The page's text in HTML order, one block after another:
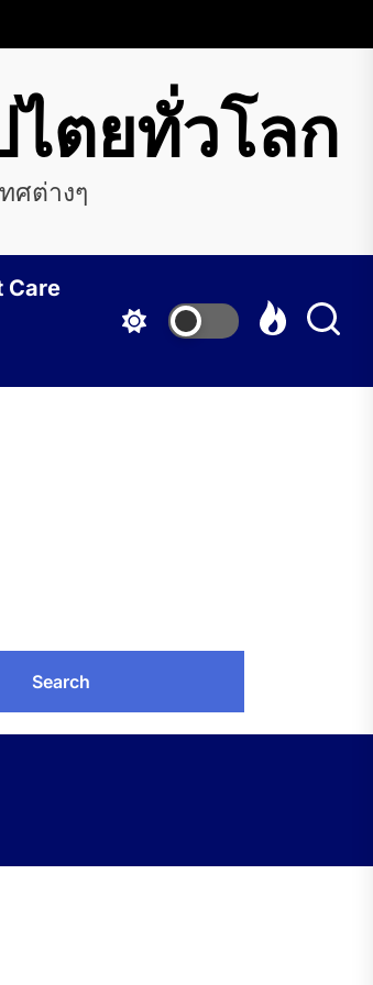
ตยทั่วโลก
ศต่างๆ
Care